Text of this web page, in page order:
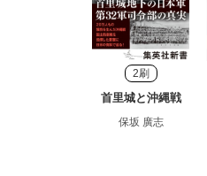
2刷
首里城と沖縄戦
保坂 廣志